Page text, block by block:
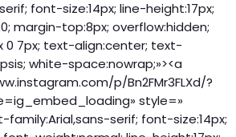
font-size:14px; line-height:17px;
margin-top:8px; overflow:hidden;
0 7px; text-align:center; text-
white-space:nowrap;»><a
p/Bn2FMr3FLXd/?
style=»
serif; font-size:14px;